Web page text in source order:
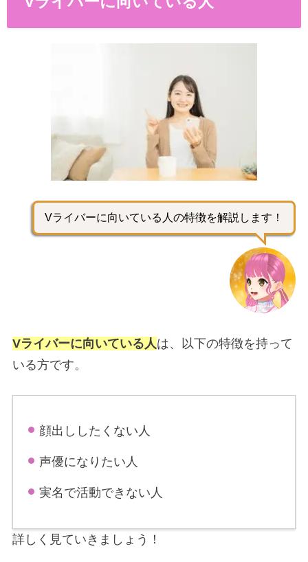
Vライバーに向いている人の特徴を解説します！
Vライバーに向いている人は、以下の特徴を持って
いる方です。
顔出ししたくない人
声優になりたい人
実名で活動できない人
詳しく見ていきましょう！